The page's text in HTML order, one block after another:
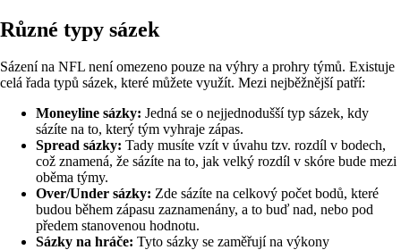
Různé typy sázek
Sázení na NFL není omezeno pouze na výhry a prohry týmů. Existuje
celá řada typů sázek, které můžete využít. Mezi nejběžnější patří:
Moneyline sázky: Jedná se o nejjednodušší typ sázek, kdy
sázíte na to, který tým vyhraje zápas.
Spread sázky: Tady musíte vzít v úvahu tzv. rozdíl v bodech,
což znamená, že sázíte na to, jak velký rozdíl v skóre bude mezi
oběma týmy.
Over/Under sázky: Zde sázíte na celkový počet bodů, které
budou během zápasu zaznamenány, a to buď nad, nebo pod
předem stanovenou hodnotu.
Sázky na hráče: Tyto sázky se zaměřují na výkony